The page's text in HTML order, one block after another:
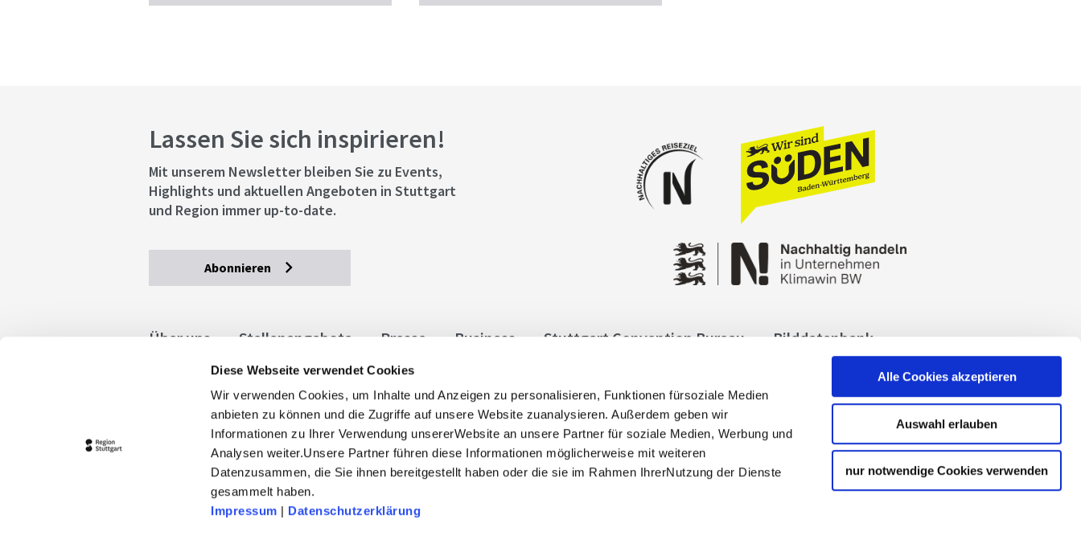
Diese Webseite verwendet Cookies
Wir verwenden Cookies, um Inhalte und Anzeigen zu personalisieren, Funktionen fürsoziale Medien
anbieten zu können und die Zugriffe auf unsere Website zuanalysieren. Außerdem geben wir
Informationen zu Ihrer Verwendung unsererWebsite an unsere Partner für soziale Medien, Werbung und
Analysen weiter.Unsere Partner führen diese Informationen möglicherweise mit weiteren
Datenzusammen, die Sie ihnen bereitgestellt haben oder die sie im Rahmen IhrerNutzung der Dienste
gesammelt haben.
Impressum | Datenschutzerklärung
Alle Cookies akzeptieren
Auswahl erlauben
nur notwendige Cookies verwenden
Lassen Sie sich inspirieren!
Mit unserem Newsletter bleiben Sie zu Events,
Highlights und aktuellen Angeboten in Stuttgart
und Region immer up-to-date.
Abonnieren
Über uns Stellenangebote Presse Business Stuttgart Convention Bureau
Bilddatenbank
Allgemeine Geschäftsbedingungen
stuttgart.de
Barrierefreiheit
© 2026 Stuttgart-Marketing GmbH, info@stuttgart-tourist.de